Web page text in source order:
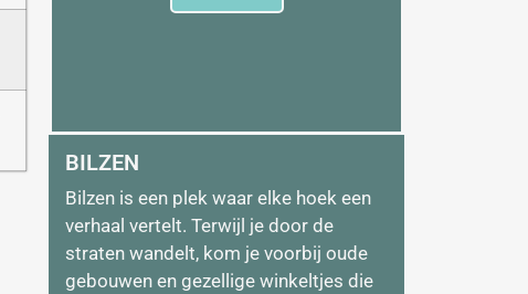
BILZEN
Bilzen is een plek waar elke hoek een
verhaal vertelt. Terwijl je door de
straten wandelt, kom je voorbij oude
gebouwen en gezellige winkeltjes die